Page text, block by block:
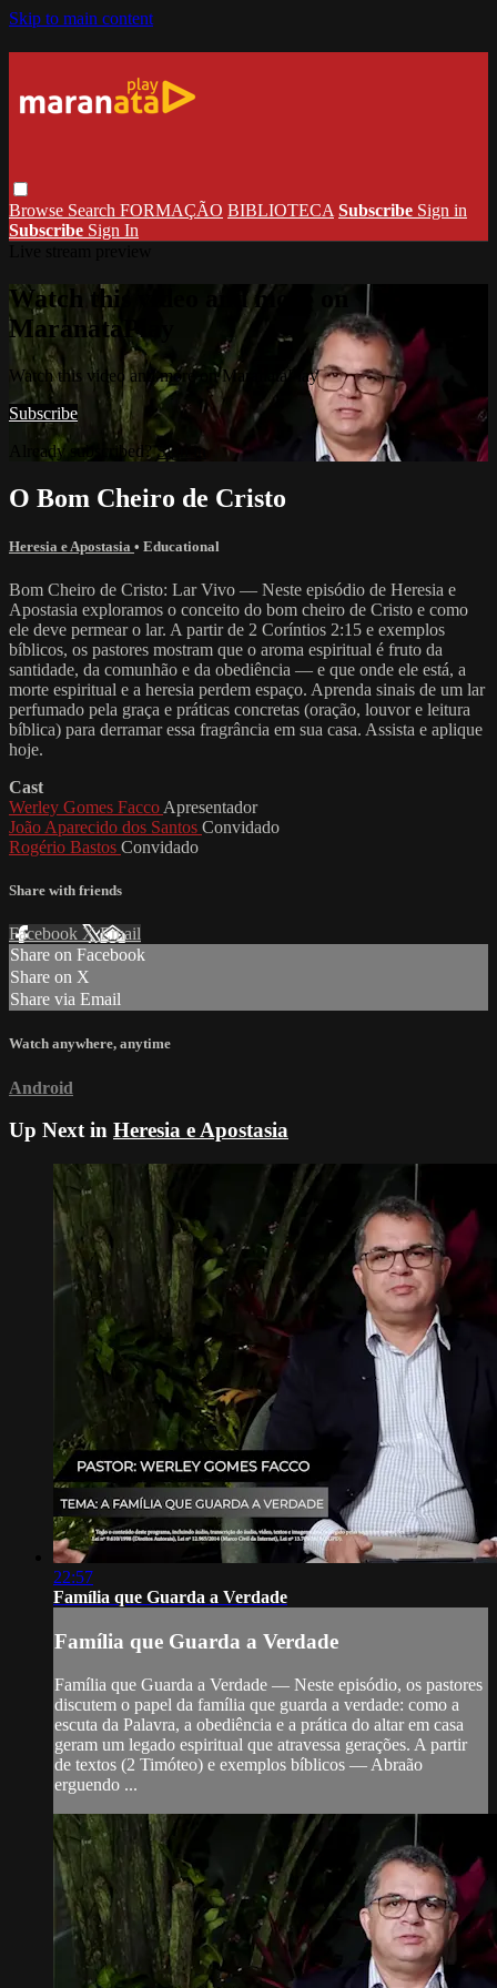
Skip to main content
Browse Search FORMAÇÃO BIBLIOTECA Subscribe Sign in
Subscribe Sign In
Watch this video and more on
MaranataPlay
Watch this video and more on MaranataPlay
Subscribe
Already subscribed?Sign in
O Bom Cheiro de Cristo
Heresia e Apostasia • Educational
Bom Cheiro de Cristo: Lar Vivo — Neste episódio de Heresia e
Apostasia exploramos o conceito do bom cheiro de Cristo e como
ele deve permear o lar. A partir de 2 Coríntios 2:15 e exemplos
bíblicos, os pastores mostram que o aroma espiritual é fruto da
santidade, da comunhão e da obediência — e que onde ele está, a
morte espiritual e a heresia perdem espaço. Aprenda sinais de um lar
perfumado pela graça e práticas concretas (oração, louvor e leitura
bíblica) para derramar essa fragrância em sua casa. Assista e aplique
hoje.
Cast
Werley Gomes Facco Apresentador
João Aparecido dos Santos Convidado
Rogério Bastos Convidado
Share with friends
Facebook XEmail
Share on Facebook
Share on X
Share via Email
Watch anywhere, anytime
Android
Up Next in Heresia e Apostasia
22:57
Família que Guarda a Verdade
Família que Guarda a Verdade
Família que Guarda a Verdade — Neste episódio, os pastores
discutem o papel da família que guarda a verdade: como a
escuta da Palavra, a obediência e a prática do altar em casa
geram um legado espiritual que atravessa gerações. A partir
de textos (2 Timóteo) e exemplos bíblicos — Abraão
erguendo ...